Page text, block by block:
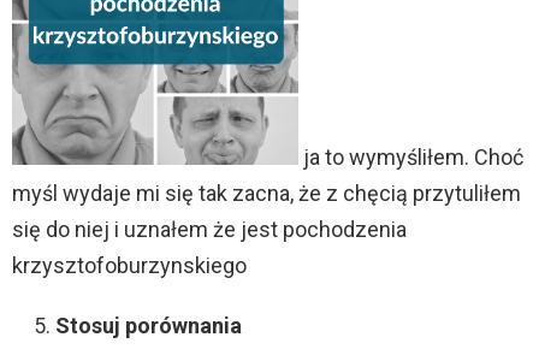
ja to wymyśliłem. Choć
myśl wydaje mi się tak zacna, że z chęcią przytuliłem
się do niej i uznałem że jest pochodzenia
krzysztofoburzynskiego
Stosuj porównania